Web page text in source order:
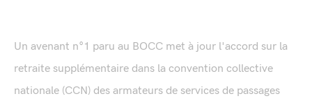
Un avenant n°1 paru au BOCC met à jour l'accord sur la
retraite supplémentaire dans la convention collective
nationale (CCN) des armateurs de services de passages